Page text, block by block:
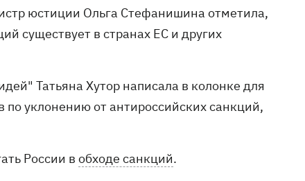
юстиции Ольга Стефанишина отметила,
существует в странах ЕС и других
Татьяна Хутор написала в колонке для
по уклонению от антироссийских санкций,
России в обходе санкций.